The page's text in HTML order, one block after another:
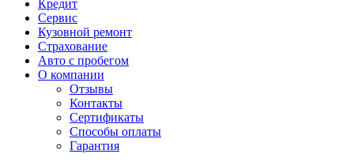
Кредит
Сервис
Кузовной ремонт
Страхование
Авто с пробегом
О компании
Отзывы
Контакты
Сертификаты
Способы оплаты
Гарантия